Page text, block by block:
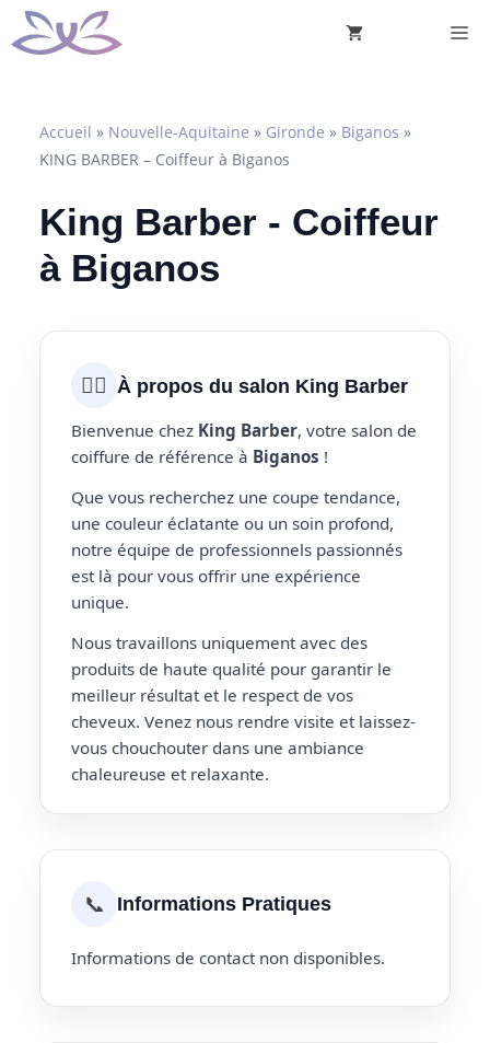
Aller
au
Accueil » Nouvelle-Aquitaine » Gironde » Biganos »
KING BARBER – Coiffeur à Biganos
King Barber - Coiffeur
à Biganos
💇‍♀️ À propos du salon King Barber
Bienvenue chez King Barber, votre salon de
coiffure de référence à Biganos !
Que vous recherchez une coupe tendance,
une couleur éclatante ou un soin profond,
notre équipe de professionnels passionnés
est là pour vous offrir une expérience
unique.
Nous travaillons uniquement avec des
produits de haute qualité pour garantir le
meilleur résultat et le respect de vos
cheveux. Venez nous rendre visite et laissez-
vous chouchouter dans une ambiance
chaleureuse et relaxante.
📞 Informations Pratiques
Informations de contact non disponibles.